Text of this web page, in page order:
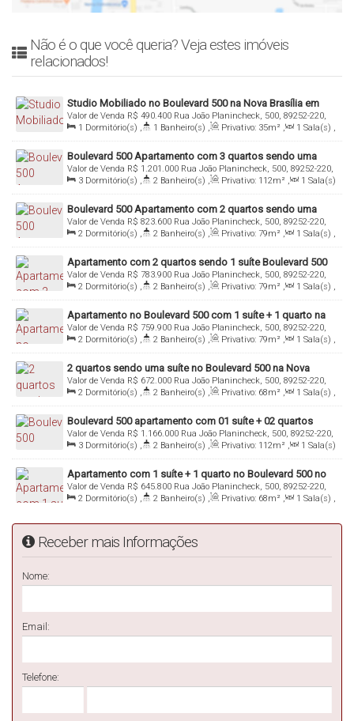
Não é o que você queria? Veja estes imóveis
relacionados!
Studio Mobiliado no Boulevard 500 na Nova Brasília em
Jaraguá do Sul
R$ 490.400
Valor de Venda
Rua João Planincheck, 500, 89252-220,
Nova Brasília, Jaraguá do Sul, Santa Catarina, Brasil
1 Dormitório(s) , 1 Banheiro(s) , Privativo: 35m² , 1 Sala(s) ,
Total: 66m² , 1 Vaga(s)
Boulevard 500 Apartamento com 3 quartos sendo uma
suíte na Nova Brasília em Jaraguá do Sul
R$ 1.201.000
Valor de Venda
Rua João Planincheck, 500, 89252-220,
Nova Brasília, Jaraguá do Sul, Santa Catarina, Brasil
3 Dormitório(s) , 2 Banheiro(s) , Privativo: 112m² , 1 Sala(s)
,
1 Suíte(s) , Total: 199m² , 2 Vaga(s)
Boulevard 500 Apartamento com 2 quartos sendo uma
suíte na Nova Brasília em Jaraguá do Sul
R$ 823.600
Valor de Venda
Rua João Planincheck, 500, 89252-220,
Nova Brasília, Jaraguá do Sul, Santa Catarina, Brasil
2 Dormitório(s) , 2 Banheiro(s) , Privativo: 79m² , 1 Sala(s) ,
1 Suíte(s) , Total: 135m² , 1 Vaga(s)
Apartamento com 2 quartos sendo 1 suíte Boulevard 500
na Nova Brasília em Jaraguá do Sul
R$ 783.900
Valor de Venda
Rua João Planincheck, 500, 89252-220,
Nova Brasília, Jaraguá do Sul, Santa Catarina, Brasil
2 Dormitório(s) , 2 Banheiro(s) , Privativo: 79m² , 1 Sala(s) ,
1 Suíte(s) , Total: 135m² , 1 Vaga(s)
Apartamento no Boulevard 500 com 1 suíte + 1 quarto na
Nova Brasília em Jaraguá do Sul
R$ 759.900
Valor de Venda
Rua João Planincheck, 500, 89252-220,
Nova Brasília, Jaraguá do Sul, Santa Catarina, Brasil
2 Dormitório(s) , 2 Banheiro(s) , Privativo: 79m² , 1 Sala(s) ,
1 Suíte(s) , Total: 135m² , 1 Vaga(s)
2 quartos sendo uma suíte no Boulevard 500 na Nova
Brasília em Jaraguá do Sul
R$ 672.000
Valor de Venda
Rua João Planincheck, 500, 89252-220,
Nova Brasília, Jaraguá do Sul, Santa Catarina, Brasil
2 Dormitório(s) , 2 Banheiro(s) , Privativo: 68m² , 1 Sala(s) ,
1 Suíte(s) , Total: 116m² , 1 Vaga(s)
Boulevard 500 apartamento com 01 suíte + 02 quartos
Nova Brasília em Jaraguá do Sul
R$ 1.166.000
Valor de Venda
Rua João Planincheck, 500, 89252-220,
Nova Brasília, Jaraguá do Sul, Santa Catarina, Brasil
3 Dormitório(s) , 2 Banheiro(s) , Privativo: 112m² , 1 Sala(s)
,
1 Suíte(s) , Total: 199m² , 2 Vaga(s)
Apartamento com 1 suíte + 1 quarto no Boulevard 500 no
Nova Brasília em Jaraguá do Sul
R$ 645.800
Valor de Venda
Rua João Planincheck, 500, 89252-220,
Nova Brasília, Jaraguá do Sul, Santa Catarina, Brasil
2 Dormitório(s) , 2 Banheiro(s) , Privativo: 68m² , 1 Sala(s) ,
Receber mais Informações
Nome:
Email:
Telefone: